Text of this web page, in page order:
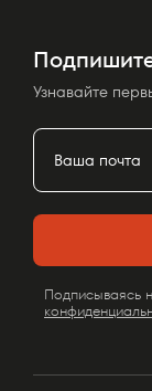
Узнавайте
Подписываясь